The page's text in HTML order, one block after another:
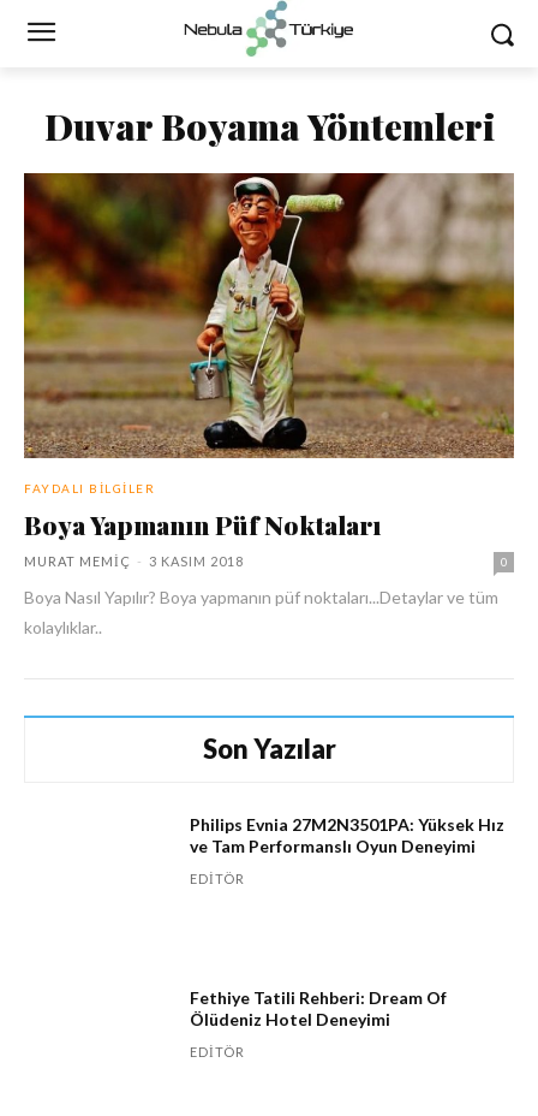
Duvar Boyama Yöntemleri
FAYDALI BILGILER
Boya Yapmanın Püf Noktaları
MURAT MEMIÇ - 3 KASIM 2018 0
Boya Nasıl Yapılır? Boya yapmanın püf noktaları...Detaylar ve tüm
kolaylıklar..
Son Yazılar
Philips Evnia 27M2N3501PA: Yüksek Hız
ve Tam Performanslı Oyun Deneyimi
EDITÖR
Fethiye Tatili Rehberi: Dream Of
Ölüdeniz Hotel Deneyimi
EDITÖR